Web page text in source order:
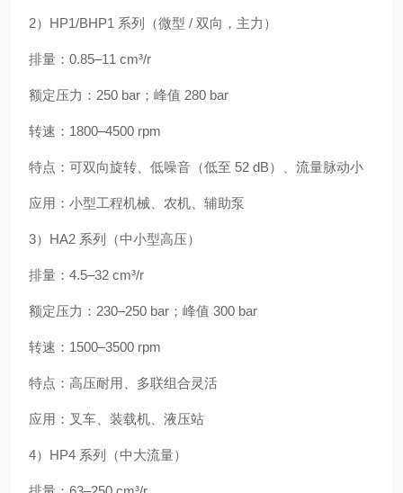
2）HP1/BHP1 系列（微型 / 双向，主力）
排量：0.85–11 cm³/r
额定压力：250 bar；峰值 280 bar
转速：1800–4500 rpm
特点：可双向旋转、低噪音（低至 52 dB）、流量脉动小
应用：小型工程机械、农机、辅助泵
3）HA2 系列（中小型高压）
排量：4.5–32 cm³/r
额定压力：230–250 bar；峰值 300 bar
转速：1500–3500 rpm
特点：高压耐用、多联组合灵活
应用：叉车、装载机、液压站
4）HP4 系列（中大流量）